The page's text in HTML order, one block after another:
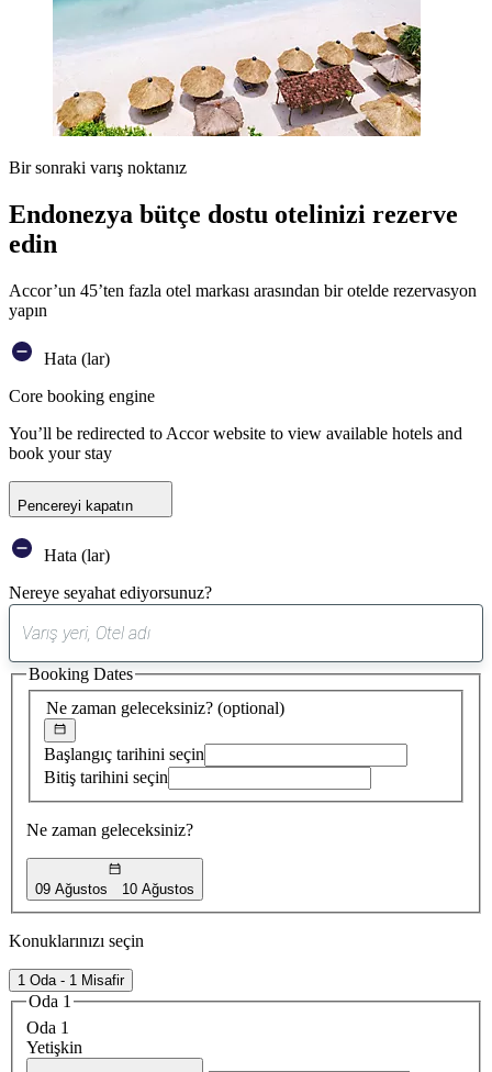
Bir sonraki varış noktanız
Endonezya bütçe dostu otelinizi rezerve
edin
Accor’un 45’ten fazla otel markası arasından bir otelde rezervasyon
yapın
Hata (lar)
Core booking engine
You’ll be redirected to Accor website to view available hotels and
book your stay
Pencereyi kapatın
Hata (lar)
Nereye seyahat ediyorsunuz?
öneri
bulundu
Ne zaman geleceksiniz? (optional)
Başlangıç tarihini seçin
Bitiş tarihini seçin
Ne zaman geleceksiniz?
09 Ağustos 10 Ağustos
Booking Dates
Konuklarınızı seçin
1 Oda - 1 Misafir
Oda 1
Oda 1
Yetişkin